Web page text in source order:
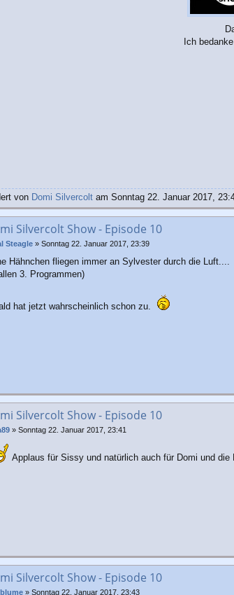
Ich
von Domi Silvercolt am Sonntag 22. Januar 2017,
Silvercolt Show - Episode 10
Steagle» Sonntag 22. Januar 2017, 23:39
Hähnchen fliegen immer an Sylvester durch die Luft....
3. Programmen)
hat jetzt wahrscheinlich schon zu.
Silvercolt Show - Episode 10
» Sonntag 22. Januar 2017, 23:41
Applaus für Sissy und natürlich auch für Domi und die
Silvercolt Show - Episode 10
» Sonntag 22. Januar 2017, 23:43